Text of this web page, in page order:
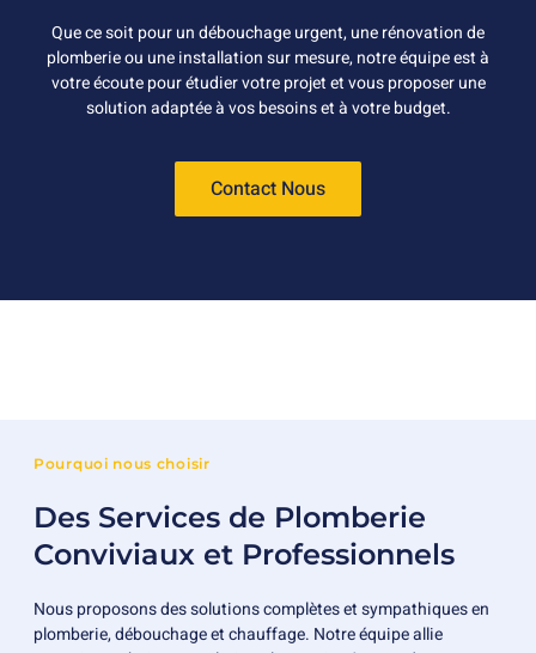
Que ce soit pour un débouchage urgent, une rénovation de
plomberie ou une installation sur mesure, notre équipe est à
votre écoute pour étudier votre projet et vous proposer une
solution adaptée à vos besoins et à votre budget.
Contact Nous
Pourquoi nous choisir
Des Services de Plomberie
Conviviaux et Professionnels
Nous proposons des solutions complètes et sympathiques en
plomberie, débouchage et chauffage. Notre équipe allie